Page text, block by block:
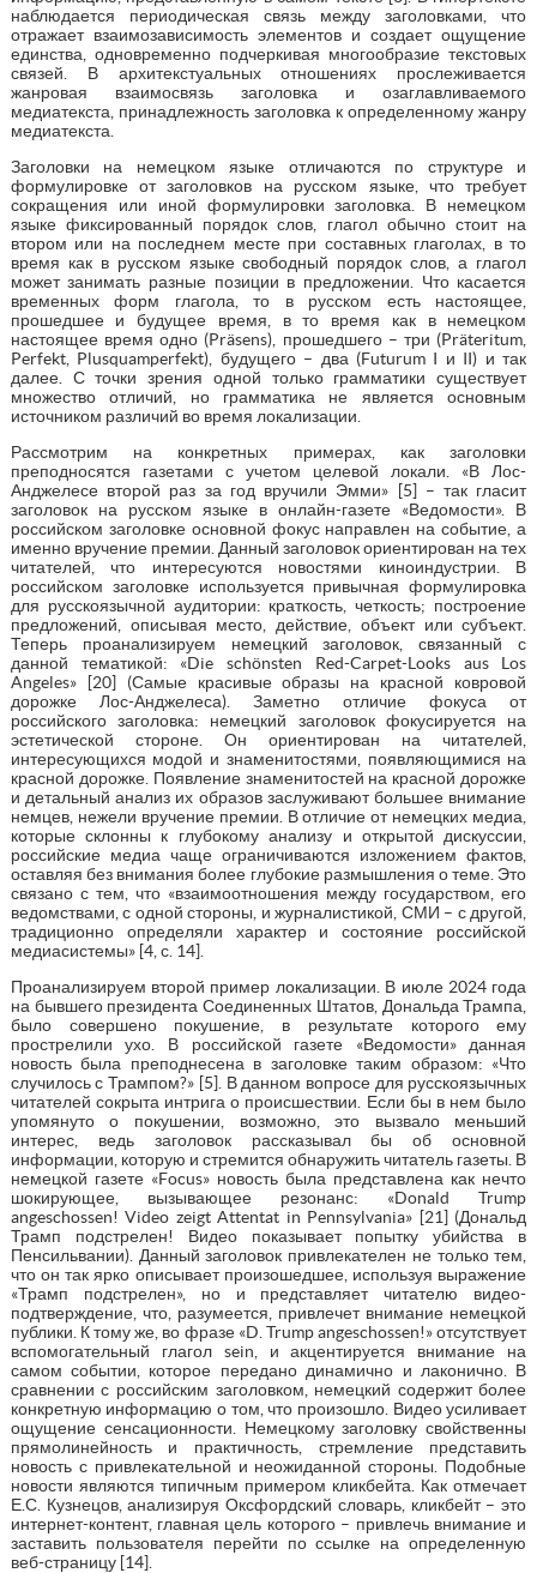
наблюдается периодическая связь между заголовками, что
отражает взаимозависимость элементов и создает ощущение
единства, одновременно подчеркивая многообразие текстовых
связей. В архитекстуальных отношениях прослеживается
жанровая взаимосвязь заголовка и озаглавливаемого
медиатекста, принадлежность заголовка к определенному жанру
медиатекста.
Заголовки на немецком языке отличаются по структуре и
формулировке от заголовков на русском языке, что требует
сокращения или иной формулировки заголовка. В немецком
языке фиксированный порядок слов, глагол обычно стоит на
втором или на последнем месте при составных глаголах, в то
время как в русском языке свободный порядок слов, а глагол
может занимать разные позиции в предложении. Что касается
временных форм глагола, то в русском есть настоящее,
прошедшее и будущее время, в то время как в немецком
настоящее время одно (Präsens), прошедшего – три (Präteritum,
Perfekt, Plusquamperfekt), будущего – два (Futurum I и II) и так
далее. С точки зрения одной только грамматики существует
множество отличий, но грамматика не является основным
источником различий во время локализации.
Рассмотрим на конкретных примерах, как заголовки
преподносятся газетами с учетом целевой локали. «В Лос-
Анджелесе второй раз за год вручили Эмми» [5] – так гласит
заголовок на русском языке в онлайн-газете «Ведомости». В
российском заголовке основной фокус направлен на событие, а
именно вручение премии. Данный заголовок ориентирован на тех
читателей, что интересуются новостями киноиндустрии. В
российском заголовке используется привычная формулировка
для русскоязычной аудитории: краткость, четкость; построение
предложений, описывая место, действие, объект или субъект.
Теперь проанализируем немецкий заголовок, связанный с
данной тематикой: «Die schönsten Red-Carpet-Looks aus Los
Angeles» [20] (Самые красивые образы на красной ковровой
дорожке Лос-Анджелеса). Заметно отличие фокуса от
российского заголовка: немецкий заголовок фокусируется на
эстетической стороне. Он ориентирован на читателей,
интересующихся модой и знаменитостями, появляющимися на
красной дорожке. Появление знаменитостей на красной дорожке
и детальный анализ их образов заслуживают большее внимание
немцев, нежели вручение премии. В отличие от немецких медиа,
которые склонны к глубокому анализу и открытой дискуссии,
российские медиа чаще ограничиваются изложением фактов,
оставляя без внимания более глубокие размышления о теме. Это
связано с тем, что «взаимоотношения между государством, его
ведомствами, с одной стороны, и журналистикой, СМИ – с другой,
традиционно определяли характер и состояние российской
медиасистемы» [4, с. 14].
Проанализируем второй пример локализации. В июле 2024 года
на бывшего президента Соединенных Штатов, Дональда Трампа,
было совершено покушение, в результате которого ему
прострелили ухо. В российской газете «Ведомости» данная
новость была преподнесена в заголовке таким образом: «Что
случилось с Трампом?» [5]. В данном вопросе для русскоязычных
читателей сокрыта интрига о происшествии. Если бы в нем было
упомянуто о покушении, возможно, это вызвало меньший
интерес, ведь заголовок рассказывал бы об основной
информации, которую и стремится обнаружить читатель газеты. В
немецкой газете «Focus» новость была представлена как нечто
шокирующее, вызывающее резонанс: «Donald Trump
angeschossen! Video zeigt Attentat in Pennsylvania» [21] (Дональд
Трамп подстрелен! Видео показывает попытку убийства в
Пенсильвании). Данный заголовок привлекателен не только тем,
что он так ярко описывает произошедшее, используя выражение
«Трамп подстрелен», но и представляет читателю видео-
подтверждение, что, разумеется, привлечет внимание немецкой
публики. К тому же, во фразе «D. Trump angeschossen!» отсутствует
вспомогательный глагол sein, и акцентируется внимание на
самом событии, которое передано динамично и лаконично. В
сравнении с российским заголовком, немецкий содержит более
конкретную информацию о том, что произошло. Видео усиливает
ощущение сенсационности. Немецкому заголовку свойственны
прямолинейность и практичность, стремление представить
новость с привлекательной и неожиданной стороны. Подобные
новости являются типичным примером кликбейта. Как отмечает
Е.С. Кузнецов, анализируя Оксфордский словарь, кликбейт – это
интернет-контент, главная цель которого – привлечь внимание и
заставить пользователя перейти по ссылке на определенную
веб-страницу [14].